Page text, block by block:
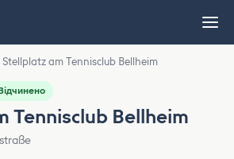
Stellplatz am Tennisclub Bellheim
Tennisclub Bellheim